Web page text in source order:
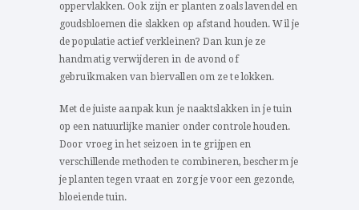
oppervlakken. Ook zijn er planten zoals lavendel en
goudsbloemen die slakken op afstand houden. Wil je
de populatie actief verkleinen? Dan kun je ze
handmatig verwijderen in de avond of
gebruikmaken van biervallen om ze te lokken.
Met de juiste aanpak kun je naaktslakken in je tuin
op een natuurlijke manier onder controle houden.
Door vroeg in het seizoen in te grijpen en
verschillende methoden te combineren, bescherm je
je planten tegen vraat en zorg je voor een gezonde,
bloeiende tuin.